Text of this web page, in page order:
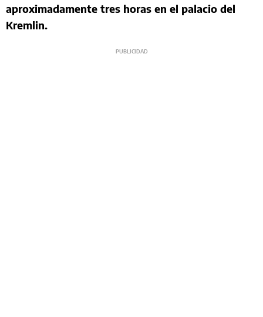
aproximadamente tres horas en el palacio del
Kremlin.